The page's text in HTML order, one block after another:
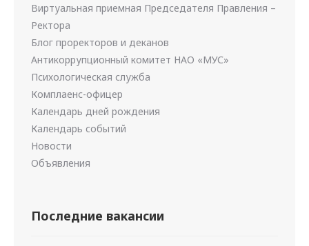
Виртуальная приемная Председателя Правления –
Ректора
Блог проректоров и деканов
Антикоррупционный комитет НАО «МУС»
Психологическая служба
Комплаенс-офицер
Календарь дней рождения
Календарь событий
Новости
Объявления
Последние вакансии